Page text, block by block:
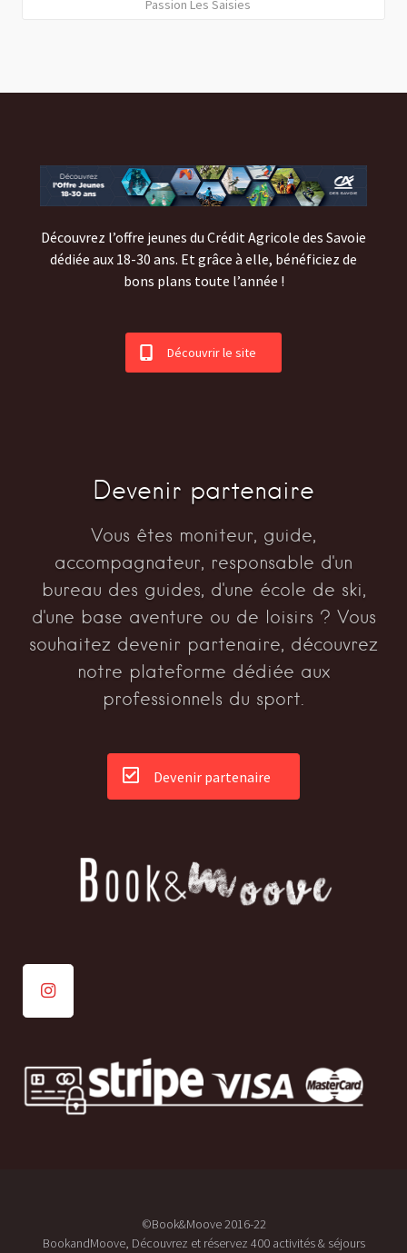
Passion Les Saisies
Découvrez l’offre jeunes du Crédit Agricole des Savoie
dédiée aux 18-30 ans. Et grâce à elle, bénéficiez de
bons plans toute l’année !
Découvrir le site
Devenir partenaire
Vous êtes moniteur, guide,
accompagnateur, responsable d'un
bureau des guides, d'une école de ski,
d'une base aventure ou de loisirs ? Vous
souhaitez devenir partenaire, découvrez
notre plateforme dédiée aux
professionnels du sport.
Devenir partenaire
©Book&Moove 2016-22
BookandMoove, Découvrez et réservez 400 activités & séjours